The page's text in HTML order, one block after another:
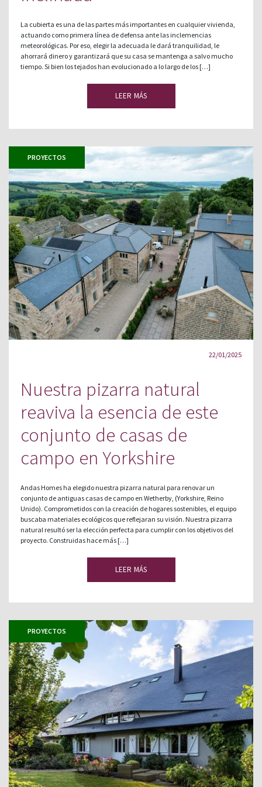
La cubierta es una de las partes más importantes en cualquier vivienda,
actuando como primera línea de defensa ante las inclemencias
meteorológicas. Por eso, elegir la adecuada le dará tranquilidad, le
ahorrará dinero y garantizará que su casa se mantenga a salvo mucho
tiempo. Si bien los tejados han evolucionado a lo largo de los […]
LEER MÁS
PROYECTOS
22/01/2025
Nuestra pizarra natural
reaviva la esencia de este
conjunto de casas de
campo en Yorkshire
Andas Homes ha elegido nuestra pizarra natural para renovar un
conjunto de antiguas casas de campo en Wetherby, (Yorkshire, Reino
Unido). Comprometidos con la creación de hogares sostenibles, el equipo
buscaba materiales ecológicos que reflejaran su visión. Nuestra pizarra
natural resultó ser la elección perfecta para cumplir con los objetivos del
proyecto. Construidas hace más […]
LEER MÁS
PROYECTOS